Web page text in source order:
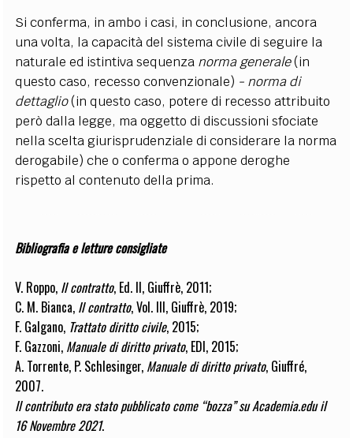
Si conferma, in ambo i casi, in conclusione, ancora
una volta, la capacità del sistema civile di seguire la
naturale ed istintiva sequenza norma generale(in
questo caso, recesso convenzionale) - norma di
dettaglio(in questo caso, potere di recesso attribuito
però dalla legge, ma oggetto di discussioni sfociate
nella scelta giurisprudenziale di considerare la norma
derogabile) che o conferma o appone deroghe
rispetto al contenuto della prima.
Bibliografia e letture consigliate
V. Roppo, Il contratto, Ed. II, Giuffrè, 2011;
C. M. Bianca, Il contratto, Vol. III, Giuffrè, 2019;
F. Galgano, Trattato diritto civile, 2015;
F. Gazzoni, Manuale di diritto privato, EDI, 2015;
A. Torrente, P. Schlesinger, Manuale di diritto privato, Giuffré,
2007.
Il contributo era stato pubblicato come “bozza” su Academia.edu il
16 Novembre 2021.